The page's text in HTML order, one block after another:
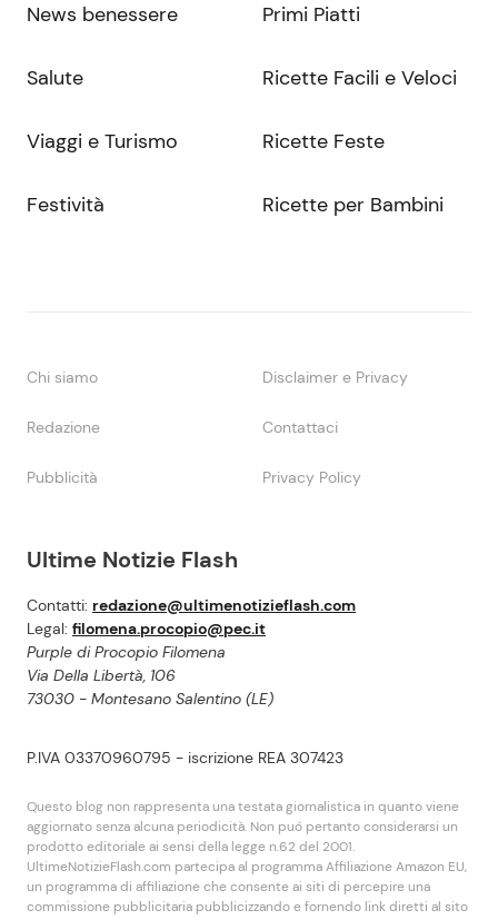
Ultime Notizie Flash
Contatti: redazione@ultimenotizieflash.com
Legal: filomena.procopio@pec.it
Purple di Procopio Filomena
Via Della Libertà, 106
73030 - Montesano Salentino (LE)
P.IVA 03370960795 - iscrizione REA 307423
Questo blog non rappresenta una testata giornalistica in quanto viene
aggiornato senza alcuna periodicità. Non puó pertanto considerarsi un
prodotto editoriale ai sensi della legge n.62 del 2001.
UltimeNotizieFlash.com partecipa al programma Affiliazione Amazon EU,
un programma di affiliazione che consente ai siti di percepire una
commissione pubblicitaria pubblicizzando e fornendo link diretti al sito
News benessere
Salute
Viaggi e Turismo
Festività
Primi Piatti
Ricette Facili e Veloci
Ricette Feste
Ricette per Bambini
Chi siamo Disclaimer e Privacy
Redazione Contattaci
Pubblicità Privacy Policy